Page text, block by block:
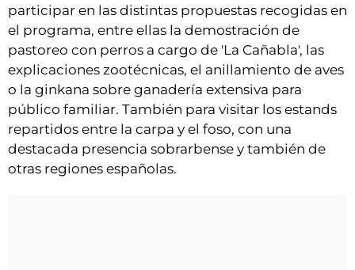
participar en las distintas propuestas recogidas en
el programa, entre ellas la demostración de
pastoreo con perros a cargo de 'La Cañabla', las
explicaciones zootécnicas, el anillamiento de aves
o la ginkana sobre ganadería extensiva para
público familiar. También para visitar los estands
repartidos entre la carpa y el foso, con una
destacada presencia sobrarbense y también de
otras regiones españolas.